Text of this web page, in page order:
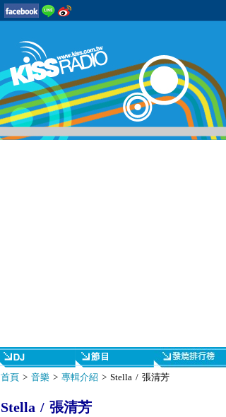
首頁> 音樂> 專輯介紹 > Stella / 張清芳
Stella / 張清芳